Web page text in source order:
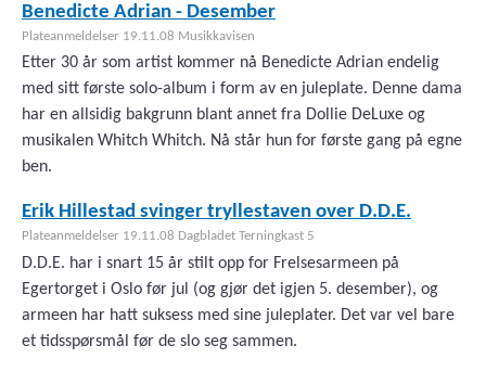
Benedicte Adrian - Desember
Plateanmeldelser 19.11.08 Musikkavisen
Etter 30 år som artist kommer nå Benedicte Adrian endelig
med sitt første solo-album i form av en juleplate. Denne dama
har en allsidig bakgrunn blant annet fra Dollie DeLuxe og
musikalen Whitch Whitch. Nå står hun for første gang på egne
ben.
Erik Hillestad svinger tryllestaven over D.D.E.
Plateanmeldelser 19.11.08 Dagbladet Terningkast 5
D.D.E. har i snart 15 år stilt opp for Frelsesarmeen på
Egertorget i Oslo før jul (og gjør det igjen 5. desember), og
armeen har hatt suksess med sine juleplater. Det var vel bare
et tidsspørsmål før de slo seg sammen.